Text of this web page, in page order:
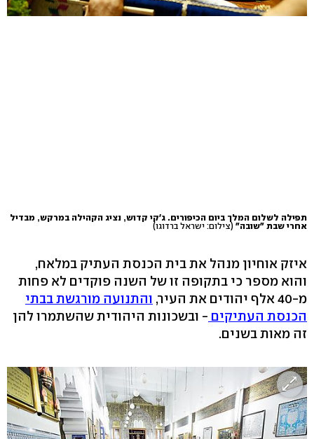
תפילה לשלום המלך ביום הכיפורים. ג'קי קדוש, נציג הקהילה במרקש, מבדיל
אחרי שבת "שובה" (צילום: ישראל ברדוגו)
איזק אוחיון מנהל את בית הכנסת העתיק במלאח,
והוא מספר כי בתקופה זו של השנה פוקדים לא פחות
מ-40 אלף יהודים את העיר,
והתנועה מורגשת בבתי
הכנסת העתיקים - ובשכונות היהודית שהשתמרו להן
זה מאות בשנים.